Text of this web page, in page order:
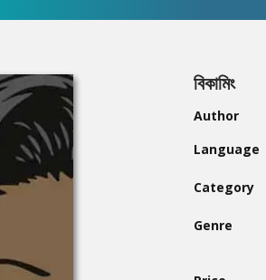
Humayun Ahmed
Mouri Morium
বিকামিং
Author
Language
Category
Genre